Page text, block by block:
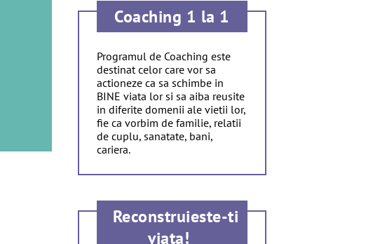
Coaching 1 la 1
Programul de Coaching este
destinat celor care vor sa
actioneze ca sa schimbe in
BINE viata lor si sa aiba reusite
in diferite domenii ale vietii lor,
fie ca vorbim de familie, relatii
de cuplu, sanatate, bani,
cariera.
Reconstruieste-ti
viata!